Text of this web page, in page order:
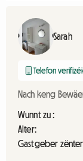
Sarah
Telefon
Nach keng
Wunnt zu :
Alter:
Gastgeber